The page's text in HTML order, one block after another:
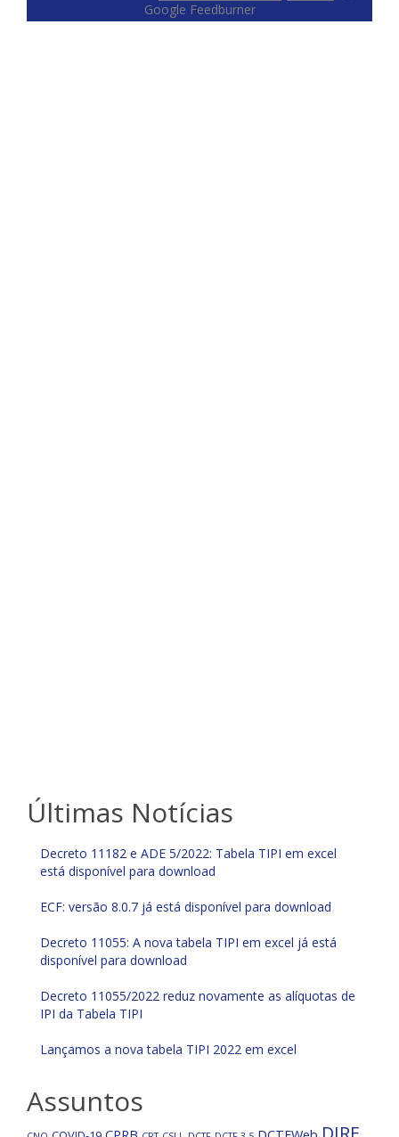
Google Feedburner
Últimas Notícias
Decreto 11182 e ADE 5/2022: Tabela TIPI em excel
está disponível para download
ECF: versão 8.0.7 já está disponível para download
Decreto 11055: A nova tabela TIPI em excel já está
disponível para download
Decreto 11055/2022 reduz novamente as alíquotas de
IPI da Tabela TIPI
Lançamos a nova tabela TIPI 2022 em excel
Assuntos